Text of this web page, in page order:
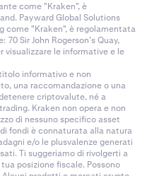
come "Kraken", è
Payward Global Solutions
come "Kraken", è regolamentata
Sir John Rogerson’s Quay,
visualizzare le informative e le
informativo e non
una raccomandazione o una
criptovalute, né a
Kraken non opera e non
di nessuno specifico asset
fondi è connaturata alla natura
e/o le plusvalenze generati
Ti suggeriamo di rivolgerti a
posizione fiscale. Possono